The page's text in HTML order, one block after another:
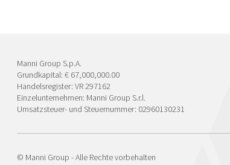
Manni Group S.p.A.
Grundkapital: € 67,000,000.00
Handelsregister: VR 297162
Einzelunternehmen: Manni Group S.r.l.
Umsatzsteuer- und Steuernummer: 02960130231
© Manni Group - Alle Rechte vorbehalten